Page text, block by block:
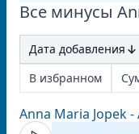
Все минусы
Дата добавления
В избранном
Anna Maria Jopek -